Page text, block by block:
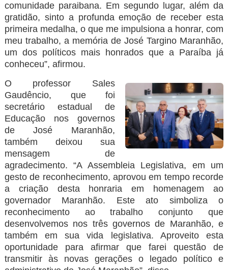
comunidade paraibana. Em segundo lugar, além da
gratidão, sinto a profunda emoção de receber esta
primeira medalha, o que me impulsiona a honrar, com
meu trabalho, a memória de José Targino Maranhão,
um dos políticos mais honrados que a Paraíba já
conheceu”, afirmou.
O professor Sales
Gaudêncio, que foi
secretário estadual de
Educação nos governos
de José Maranhão,
também deixou sua
mensagem de
agradecimento. “A Assembleia Legislativa, em um
gesto de reconhecimento, aprovou em tempo recorde
a criação desta honraria em homenagem ao
governador Maranhão. Este ato simboliza o
reconhecimento ao trabalho conjunto que
desenvolvemos nos três governos de Maranhão, e
também em sua vida legislativa. Aproveito esta
oportunidade para afirmar que farei questão de
transmitir às novas gerações o legado político e